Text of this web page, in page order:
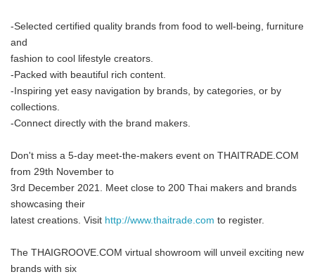
-Selected certified quality brands from food to well-being, furniture
and
fashion to cool lifestyle creators.
-Packed with beautiful rich content.
-Inspiring yet easy navigation by brands, by categories, or by
collections.
-Connect directly with the brand makers.
Don't miss a 5-day meet-the-makers event on THAITRADE.COM
from 29th November to
3rd December 2021. Meet close to 200 Thai makers and brands
showcasing their
latest creations. Visit http://www.thaitrade.com to register.
The THAIGROOVE.COM virtual showroom will unveil exciting new
brands with six